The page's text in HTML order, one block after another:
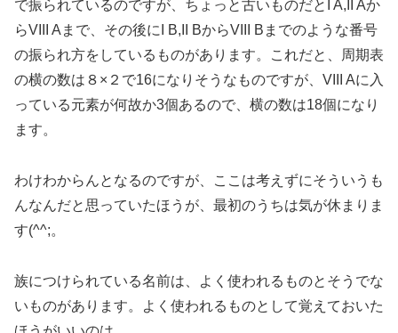
で振られているのですが、ちょっと古いものだとI A,II Aか
らVIII Aまで、その後にI B,II BからVIII Bまでのような番号
の振られ方をしているものがあります。これだと、周期表
の横の数は８×２で16になりそうなものですが、VIII Aに入
っている元素が何故か3個あるので、横の数は18個になり
ます。
わけわからんとなるのですが、ここは考えずにそういうも
んなんだと思っていたほうが、最初のうちは気が休まりま
す(^^;。
族につけられている名前は、よく使われるものとそうでな
いものがあります。よく使われるものとして覚えておいた